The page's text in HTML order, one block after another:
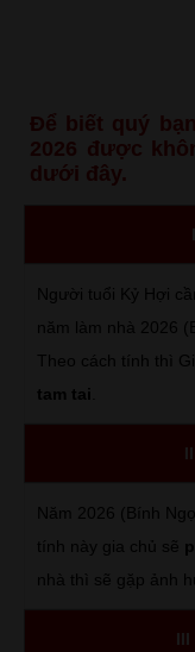
Để biết quý
2026 được
dưới đây.
Người tuổi Kỷ Hợi
năm làm nhà 2026
Theo cách tính thì
tam tai
Năm 2026 (Bính
tính này gia chủ sẽ
nhà thì sẽ gặp ảnh
III